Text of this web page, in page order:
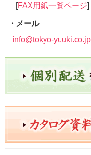
[FAX用紙一覧ページ]
・メール
info@tokyo-yuuki.co.jp